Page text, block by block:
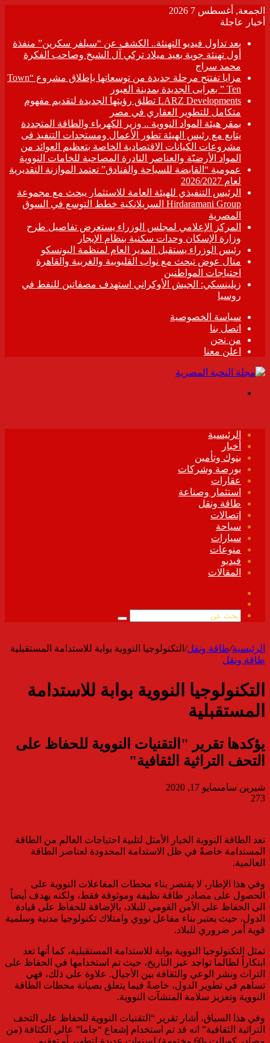
الجمعة, أغسطس 7 2026
أخبار عاجلة
بعد تداول فيديو التهنئة.. الكشف عن “سيلفر سكرين” منفذة
أول تهنئة جوية بعيد ميلاد تركي آل الشيخ وصاحب الفكرة
محمد سراج
مزايا تفتتح مرحلة جديدة من توسعاتها بإطلاق مشروع “Town
Ten ” بعرابى الجديدة بمدينة العبور
LARZ Developments تطلق رؤيتها الجديدة لتقديم مفهوم
متكامل للتطوير العقاري في مصر
بمقر هيئة المواد النووية .. وزير الكهرباء والطاقة المتجددة
يتابع مع رئيس الهيئة تطور الأعمال ومستجدات التنفيذ فى
مشروعات الكيانات الاقتصادية الخاصة بتعظيم العوائد من
المواد الأرضيّة والعناصر النادرة المصاحبة للخامات النووية
عمومية “القابضة للسياحة والفنادق” تعتمد الموازنة التقديرية
لعام 2026/2027
الرئيس التنفيذي للهيئة العامة للاستثمار يبحث مع مجموعة
Hirdaramani Group السريلانكية خطط التوسع في السوق
المصرية
المركز الإعلامي لمجلس الوزراء يستعرض تفاصيل طرح
وزارة الإسكان وحدات سكنية بنظام الإيجار
رئيس الوزراء يستقبل المدير العام لمنظمة اليونسكو
منال عوض تبحث مع نواب القليوبية والغربية والقاهرة
احتياجات المواطنين
زيلينسكي: الجيش الأوكراني استهدف مصفاتين للنفط في
روسيا
سياسة الخصوصية
اتصل بنا
من نحن
اعلن معنا
الرئيسية
أخبار
بنوك وتأمين
بورصة وشركات
عقارات
استثمار وصناعة
طاقة ونقل
إتصالات
سياحة
سيارات
منوعات
فيديو
المقالات
الموقع
بحث
الرئيسية/طاقة ونقل/ التكنولوجيا النووية بوابة للاستدامة المستقبلية
طاقة ونقل
التكنولوجيا النووية بوابة للاستدامة
المستقبلية
يؤكدها تقرير "التقنيات النووية للحفاظ على
التحف التراثية الثقافية"
شيرين سامىمايو 17, 2020
273
تعد الطاقة النووية الخيار الأمثل لتلبية احتياجات العالم من الطاقة
المستدامة خاصةً في ظل الاستدامة المحدودة لعناصر الطاقة
العالمية.
وفي هذا الإطار، لا يقتصر بناء محطات المفاعلات النووية على
الحصول على مصادر طاقة نظيفة وموثوقة فقط، ولكنه يهدف أيضاً
الى الحفاظ على الأمن القومي للبلاد، بالإضافة للحفاظ على قيادة
الدول، حيث يعتبر بناء مفاعل نووي وامتلاك تكنولوجيا مدنية وسلمية
قوية أمر ضروري للبلاد.
تمثل التكنولوجيا النووية بوابة للاستدامة المستقبلية، كما أنها تعد
ابتكاراً لطالما تواجد عبر التاريخ، حيث تم استخدامها في الحفاظ على
التراث ونشر الوعي والثقافة بين الأجيال. علاوة على ذلك، فهي
تساهم في تطوير الدول، خاصةً فيما يتعلق بصيانة محطات الطاقة
النووية وتعزيز سلامة المنشآت النووية.
وفي هذا السياق، أشار تقرير “التقنيات النووية للحفاظ على التحف
التراثية الثقافية” انه قد تم استخدام إشعاع “جاما” عالي الكثافة (من
مصادر كوبالت -60 مختومة) لسنوات عديدة لتطهير أو تعقيم